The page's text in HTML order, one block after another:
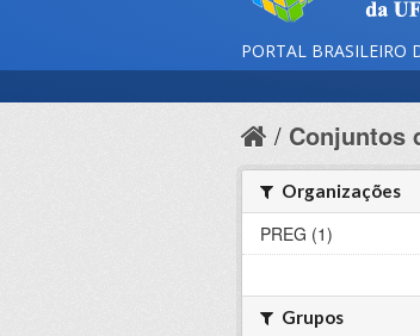
PORTAL BRASILEIRO
Conjuntos
Organizações
PREG (1)
Grupos